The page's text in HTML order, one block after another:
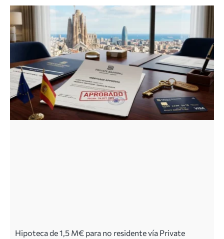
Hipoteca de 1,5 M€ para no residente vía Private